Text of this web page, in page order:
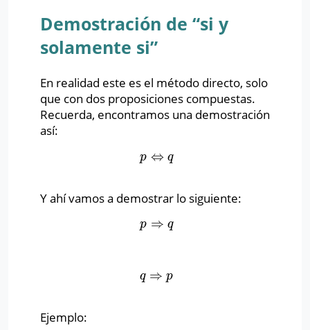
Demostración de “si y
solamente si”
En realidad este es el método directo, solo
que con dos proposiciones compuestas.
Recuerda, encontramos una demostración
así:
p ⇔ q
p ⇔q
Y ahí vamos a demostrar lo siguiente:
p ⇒ q
p ⇒q
q ⇒ p
q⇒p
Ejemplo: